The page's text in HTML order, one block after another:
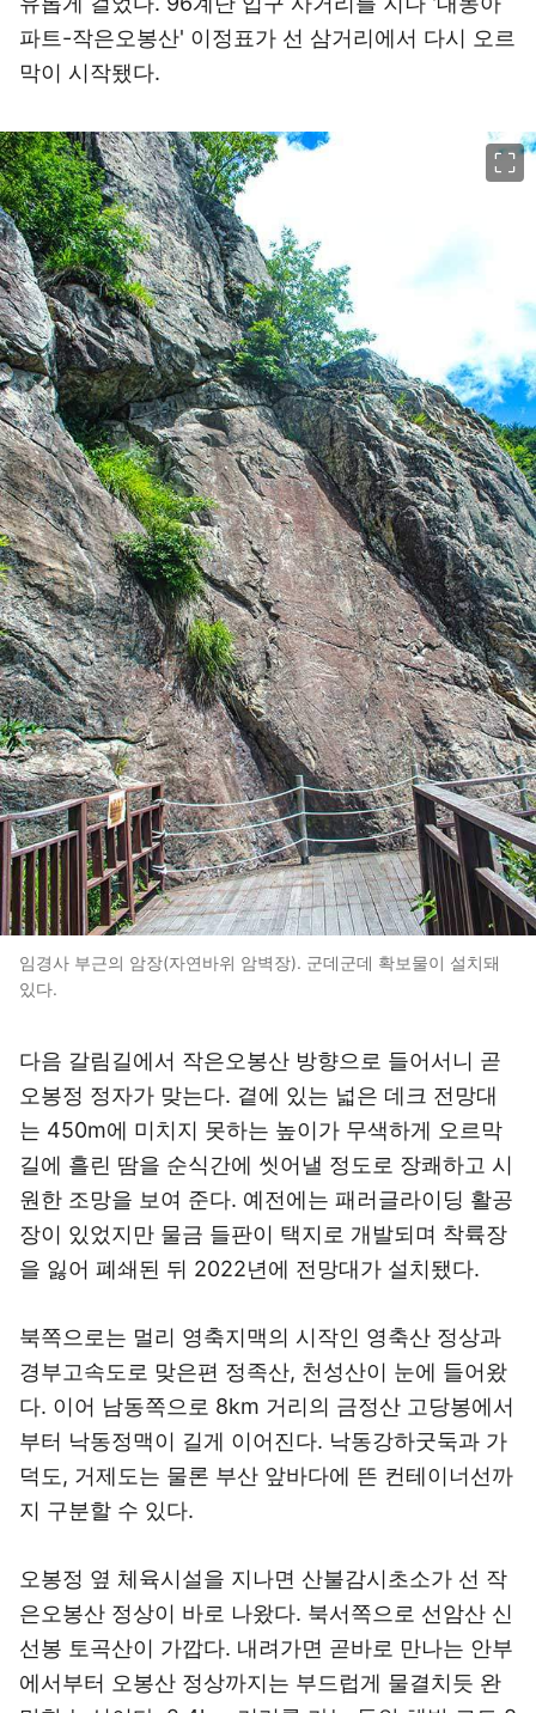
파트-작은오봉산' 이정표가 선 삼거리에서 다시 오르
막이 시작됐다.
임경사 부근의 암장(자연바위 암벽장). 군데군데 확보물이 설치돼
있다.
다음 갈림길에서 작은오봉산 방향으로 들어서니 곧
오봉정 정자가 맞는다. 곁에 있는 넓은 데크 전망대
는 450m에 미치지 못하는 높이가 무색하게 오르막
길에 흘린 땀을 순식간에 씻어낼 정도로 장쾌하고 시
원한 조망을 보여 준다. 예전에는 패러글라이딩 활공
장이 있었지만 물금 들판이 택지로 개발되며 착륙장
을 잃어 폐쇄된 뒤 2022년에 전망대가 설치됐다.
북쪽으로는 멀리 영축지맥의 시작인 영축산 정상과
경부고속도로 맞은편 정족산, 천성산이 눈에 들어왔
다. 이어 남동쪽으로 8km 거리의 금정산 고당봉에서
부터 낙동정맥이 길게 이어진다. 낙동강하굿둑과 가
덕도, 거제도는 물론 부산 앞바다에 뜬 컨테이너선까
지 구분할 수 있다.
오봉정 옆 체육시설을 지나면 산불감시초소가 선 작
은오봉산 정상이 바로 나왔다. 북서쪽으로 선암산 신
선봉 토곡산이 가깝다. 내려가면 곧바로 만나는 안부
에서부터 오봉산 정상까지는 부드럽게 물결치듯 완